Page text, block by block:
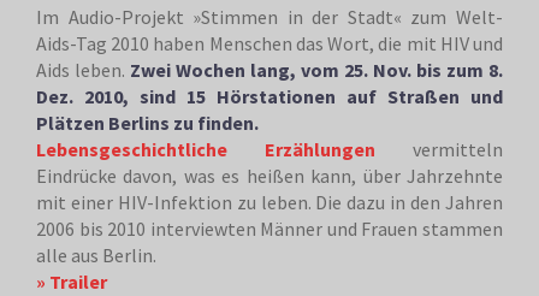
Im Audio-Projekt »Stimmen in der Stadt« zum Welt-
Aids-Tag 2010 haben Menschen das Wort, die mit HIV und
Aids leben. Zwei Wochen lang, vom 25. Nov. bis zum 8.
Dez. 2010, sind 15 Hörstationen auf Straßen und
Plätzen Berlins zu finden.
Lebensgeschichtliche Erzählungen vermitteln
Eindrücke davon, was es heißen kann, über Jahrzehnte
mit einer HIV-Infektion zu leben. Die dazu in den Jahren
2006 bis 2010 interviewten Männer und Frauen stammen
alle aus Berlin.
» Trailer